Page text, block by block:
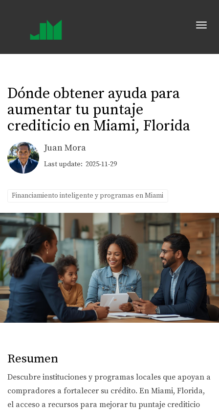
Dónde obtener ayuda para
aumentar tu puntaje
crediticio en Miami, Florida
Juan Mora
Last update: 2025-11-29
Financiamiento inteligente y programas en Miami
Resumen
Descubre instituciones y programas locales que apoyan a
compradores a fortalecer su crédito. En Miami, Florida,
el acceso a recursos para mejorar tu puntaje crediticio